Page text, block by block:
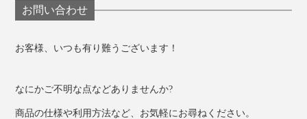
お問い合わせ
お客様、いつも有り難うございます！
なにかご不明な点などありませんか?
商品の仕様や利用方法など、お気軽にお尋ねください。